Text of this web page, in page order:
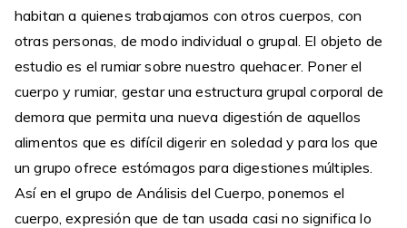
habitan a quienes trabajamos con otros cuerpos, con
otras personas, de modo individual o grupal. El objeto de
estudio es el rumiar sobre nuestro quehacer. Poner el
cuerpo y rumiar, gestar una estructura grupal corporal de
demora que permita una nueva digestión de aquellos
alimentos que es difícil digerir en soledad y para los que
un grupo ofrece estómagos para digestiones múltiples.
Así en el grupo de Análisis del Cuerpo, ponemos el
cuerpo, expresión que de tan usada casi no significa lo